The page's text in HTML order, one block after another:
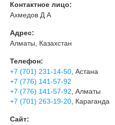
Контактное лицо:
Ахмедов Д А
Адрес:
Алматы, Казахстан
Телефон:
+7 (701) 231-14-50 , Астана
+7 (776) 141-57-92
+7 (776) 141-57-92 , Алматы
+7 (701) 263-19-20 , Караганда
Сайт: